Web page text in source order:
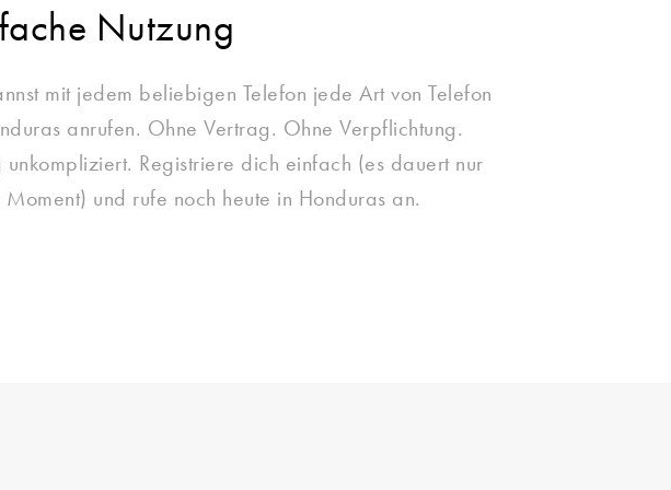
Nutzung
mit jedem beliebigen Telefon jede Art von Telefon
anrufen. Ohne Vertrag. Ohne Verpflichtung.
unkompliziert. Registriere dich einfach (es dauert nur
Moment) und rufe noch heute in Honduras an.